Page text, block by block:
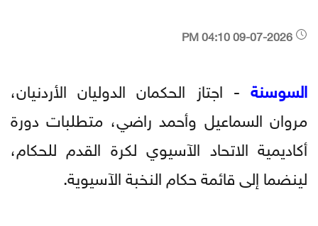
السوسنة - اجتاز الحكمان الدوليان الأردنيان،
مروان السماعيل وأحمد راضي، متطلبات دورة
أكاديمية الاتحاد الآسيوي لكرة القدم للحكام،
لينضما إلى قائمة حكام النخبة الآسيوية.